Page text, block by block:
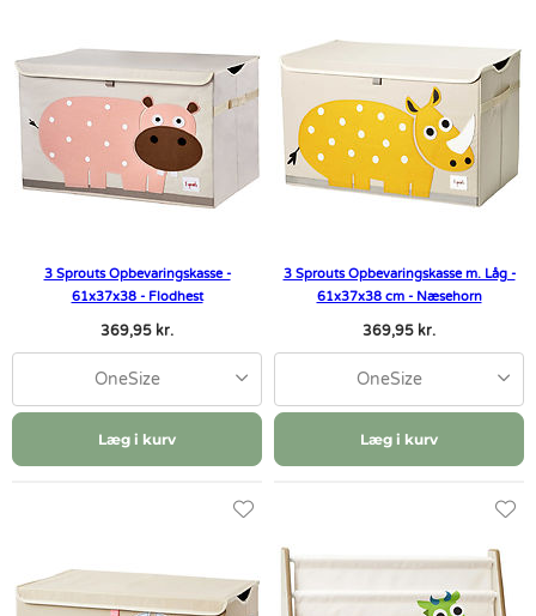
3 Sprouts Opbevaringskasse -
61x37x38 - Flodhest
369,95 kr.
OneSize
Læg i kurv
3 Sprouts Opbevaringskasse m. Låg -
61x37x38 cm - Næsehorn
369,95 kr.
OneSize
Læg i kurv